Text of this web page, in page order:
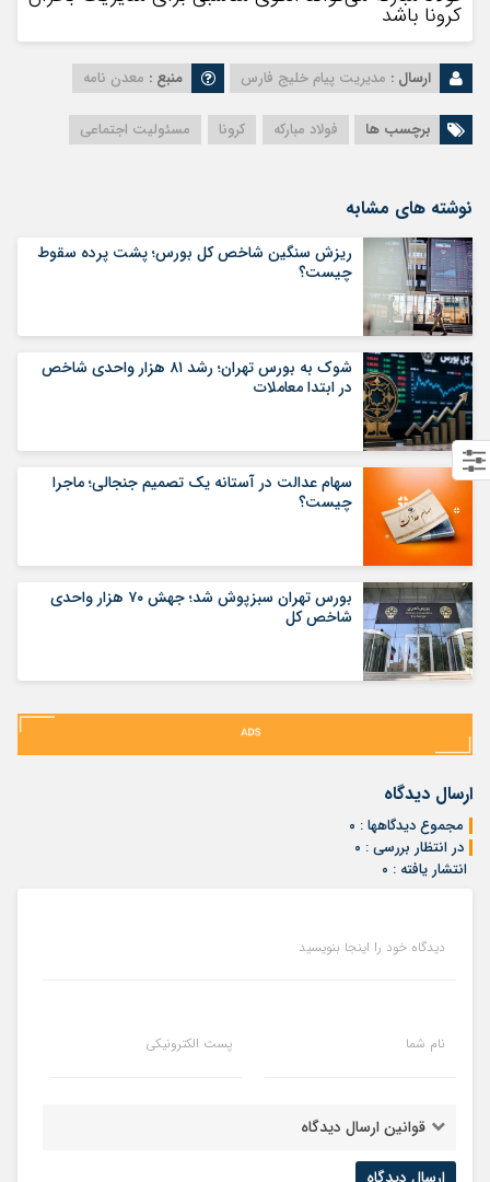
کرونا باشد
ارسال : مدیریت پیام خلیج فارس منبع : معدن نامه
برچسب ها فولاد مبارکه کرونا مسئولیت اجتماعی
نوشته های مشابه
ریزش سنگین شاخص کل بورس؛ پشت پرده سقوط
چیست؟
شوک به بورس تهران؛ رشد ۸۱ هزار واحدی شاخص
در ابتدا معاملات
سهام عدالت در آستانه یک تصمیم جنجالی؛ ماجرا
چیست؟
بورس تهران سبزپوش شد؛ جهش ۷۰ هزار واحدی
شاخص کل
ارسال دیدگاه
مجموع دیدگاهها : ۰
در انتظار بررسی : ۰
انتشار یافته : ۰
دیدگاه خود را اینجا بنویسید
نام شما پست الکترونیکی
قوانین ارسال دیدگاه